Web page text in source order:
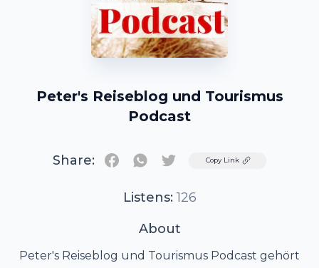
Peter's Reiseblog und Tourismus
Podcast
Share: TwitterCopy Link
Listens: 126
About
Peter's Reiseblog und Tourismus Podcast gehört